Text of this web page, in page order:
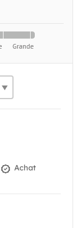
Achat